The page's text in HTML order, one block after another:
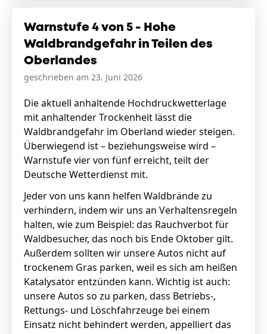
Warnstufe 4 von 5 - Hohe
Waldbrandgefahr in Teilen des
Oberlandes
geschrieben am 23. Juni 2026
Die aktuell anhaltende Hochdruckwetterlage
mit anhaltender Trockenheit lässt die
Waldbrandgefahr im Oberland wieder steigen.
Überwiegend ist – beziehungsweise wird –
Warnstufe vier von fünf erreicht, teilt der
Deutsche Wetterdienst mit.
Jeder von uns kann helfen Waldbrände zu
verhindern, indem wir uns an Verhaltensregeln
halten, wie zum Beispiel: das Rauchverbot für
Waldbesucher, das noch bis Ende Oktober gilt.
Außerdem sollten wir unsere Autos nicht auf
trockenem Gras parken, weil es sich am heißen
Katalysator entzünden kann. Wichtig ist auch:
unsere Autos so zu parken, dass Betriebs-,
Rettungs- und Löschfahrzeuge bei einem
Einsatz nicht behindert werden, appelliert das